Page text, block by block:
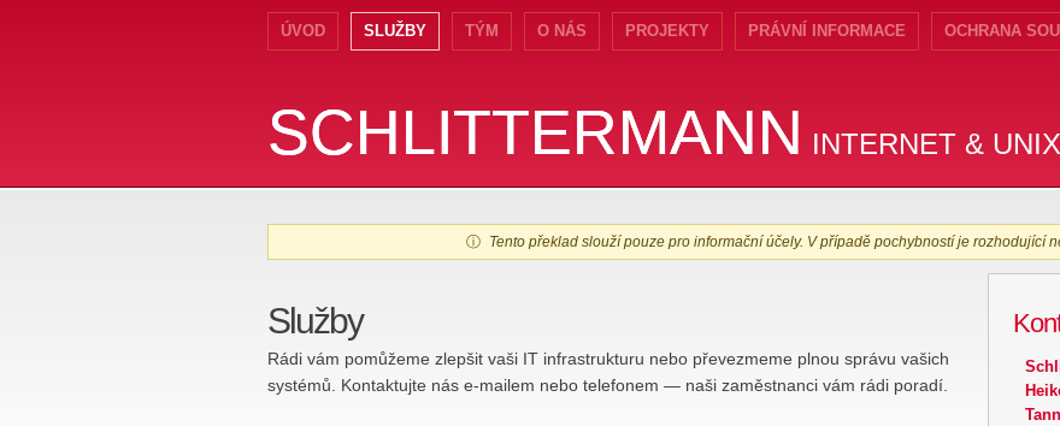
ÚVOD SLUŽBY TÝM O NÁS PROJEKTY PRÁVNÍ INFORMACE OCHRANA
SCHLITTERMANN INTERNET &
SCHLITTERMANN
ⓘ Tento překlad slouží pouze pro informační účely. V případě pochybností je rozhodující
Služby
Rádi vám pomůžeme zlepšit vaši IT infrastrukturu nebo převezmeme plnou správu vašich
systémů. Kontaktujte nás e-mailem nebo telefonem — naši zaměstnanci vám rádi poradí.